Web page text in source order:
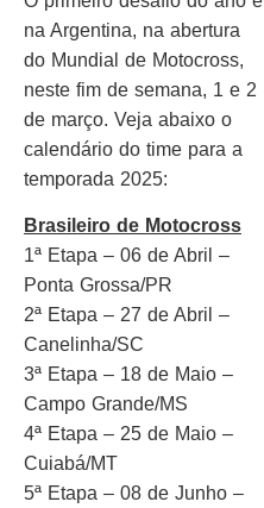
na Argentina, na abertura
do Mundial de Motocross,
neste fim de semana, 1 e 2
de março. Veja abaixo o
calendário do time para a
temporada 2025:
Brasileiro de Motocross
1ª Etapa – 06 de Abril –
Ponta Grossa/PR
2ª Etapa – 27 de Abril –
Canelinha/SC
3ª Etapa – 18 de Maio –
Campo Grande/MS
4ª Etapa – 25 de Maio –
Cuiabá/MT
5ª Etapa – 08 de Junho –